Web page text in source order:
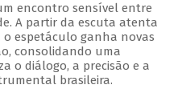
encontro sensível entre
A partir da escuta atenta
espetáculo ganha novas
consolidando uma
o diálogo, a precisão e a
brasileira.